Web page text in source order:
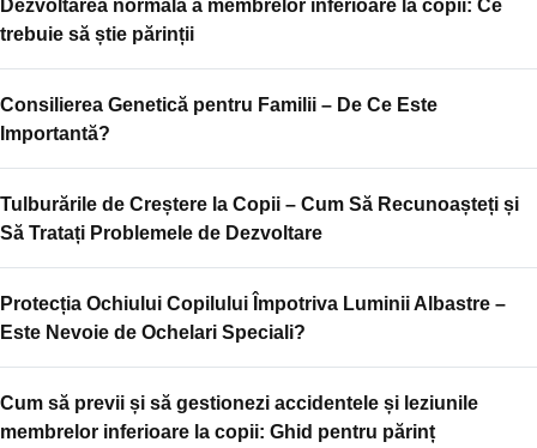
Dezvoltarea normală a membrelor inferioare la copii: Ce
trebuie să știe părinții
Consilierea Genetică pentru Familii – De Ce Este
Importantă?
Tulburările de Creștere la Copii – Cum Să Recunoașteți și
Să Tratați Problemele de Dezvoltare
Protecția Ochiului Copilului Împotriva Luminii Albastre –
Este Nevoie de Ochelari Speciali?
Cum să previi și să gestionezi accidentele și leziunile
membrelor inferioare la copii: Ghid pentru părinț